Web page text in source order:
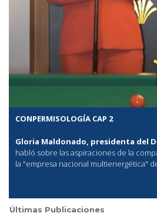
CONPERMISOLOGÍA CAP 2
Gloria Maldonado, presidenta del
habló sobre las aspiraciones de la
la "empresa nacional multienergética"
Últimas Publicaciones